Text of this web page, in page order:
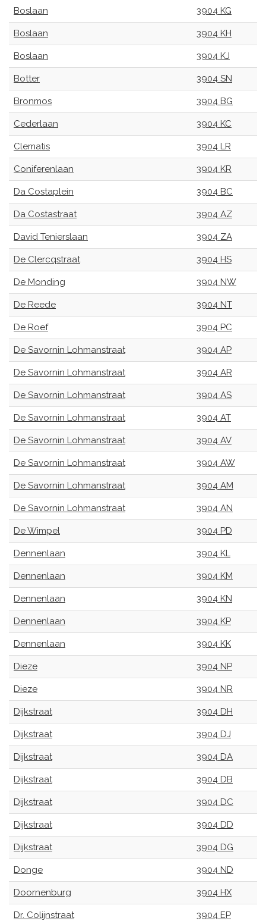
Boslaan 3904 KG
Boslaan 3904 KH
Boslaan 3904 KJ
Botter 3904 SN
Bronmos 3904 BG
Cederlaan 3904 KC
Clematis 3904 LR
Coniferenlaan 3904 KR
Da Costaplein 3904 BC
Da Costastraat 3904 AZ
David Tenierslaan 3904 ZA
De Clercqstraat 3904 HS
De Monding 3904 NW
De Reede 3904 NT
De Roef 3904 PC
De Savornin Lohmanstraat 3904 AP
De Savornin Lohmanstraat 3904 AR
De Savornin Lohmanstraat 3904 AS
De Savornin Lohmanstraat 3904 AT
De Savornin Lohmanstraat 3904 AV
De Savornin Lohmanstraat 3904 AW
De Savornin Lohmanstraat 3904 AM
De Savornin Lohmanstraat 3904 AN
De Wimpel 3904 PD
Dennenlaan 3904 KL
Dennenlaan 3904 KM
Dennenlaan 3904 KN
Dennenlaan 3904 KP
Dennenlaan 3904 KK
Dieze 3904 NP
Dieze 3904 NR
Dijkstraat 3904 DH
Dijkstraat 3904 DJ
Dijkstraat 3904 DA
Dijkstraat 3904 DB
Dijkstraat 3904 DC
Dijkstraat 3904 DD
Dijkstraat 3904 DG
Donge 3904 ND
Doornenburg 3904 HX
Dr. Colijnstraat 3904 EP